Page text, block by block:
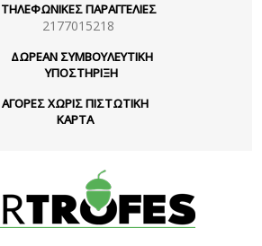
ΤΗΛΕΦΩΝΙΚΕΣ ΠΑΡΑΓΓΕΛΙΕΣ
2177015218
ΔΩΡΕΑΝ ΣΥΜΒΟΥΛΕΥΤΙΚΗ
ΥΠΟΣΤΗΡΙΞΗ
ΑΓΟΡΕΣ ΧΩΡΙΣ ΠΙΣΤΩΤΙΚΗ
ΚΑΡΤΑ